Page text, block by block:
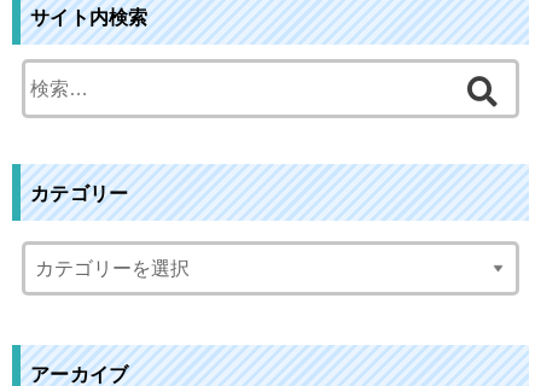
サイト内検索
索
カテゴリー
アーカイブ